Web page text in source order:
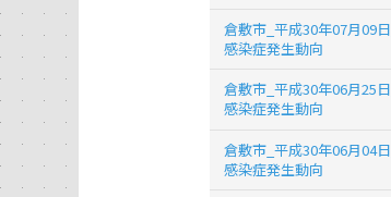
倉敷市_平成30年07月09日_
感染症発生動向
倉敷市_平成30年06月25日_
感染症発生動向
倉敷市_平成30年06月04日_
感染症発生動向